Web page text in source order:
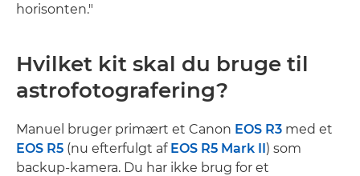
horisonten."
Hvilket kit skal du bruge til
astrofotografering?
Manuel bruger primært et Canon EOS R3 med et
EOS R5 (nu efterfulgt af EOS R5 Mark II) som
backup-kamera. Du har ikke brug for et